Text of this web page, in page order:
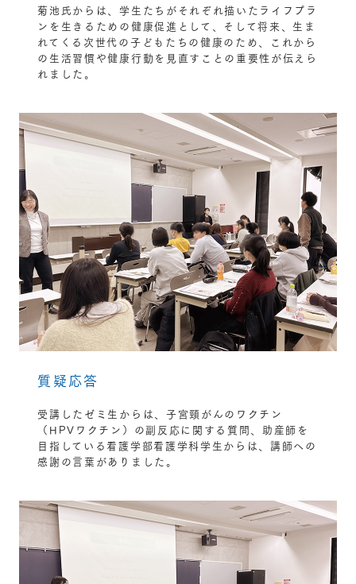
菊池氏からは、学生たちがそれぞれ描いたライフプラ
ンを生きるための健康促進として、そして将来、生ま
れてくる次世代の子どもたちの健康のため、これから
の生活習慣や健康行動を見直すことの重要性が伝えら
れました。
質疑応答
受講したゼミ生からは、子宮頸がんのワクチン
（HPVワクチン）の副反応に関する質問、助産師を
目指している看護学部看護学科学生からは、講師への
感謝の言葉がありました。